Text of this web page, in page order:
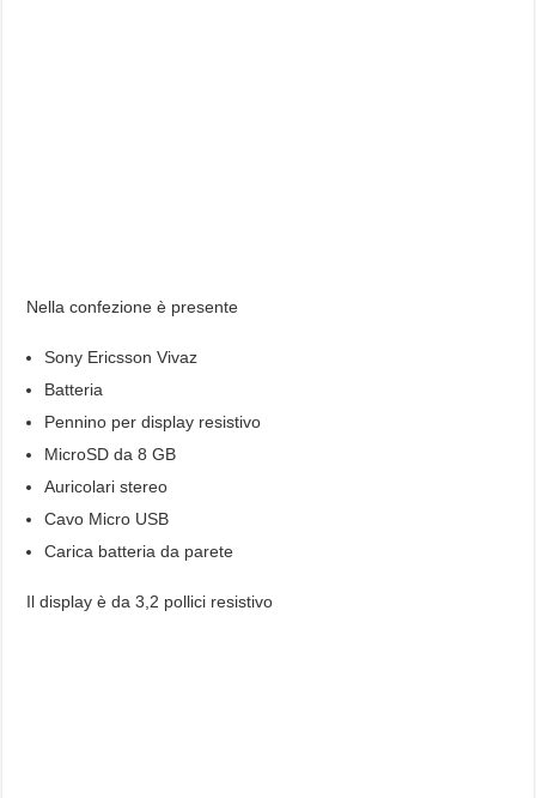
Nella confezione è presente
Sony Ericsson Vivaz
Batteria
Pennino per display resistivo
MicroSD da 8 GB
Auricolari stereo
Cavo Micro USB
Carica batteria da parete
Il display è da 3,2 pollici resistivo